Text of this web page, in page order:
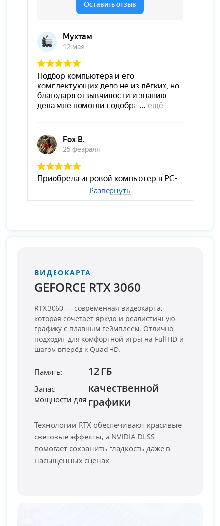
Развернуть
ВИДЕОКАРТА
GEFORCE RTX 3060
RTX 3060 — современная видеокарта,
которая сочетает яркую и реалистичную
графику с плавным геймплеем. Отлично
подходит для комфортной игры на Full HD и
шагом вперёд к Quad HD.
Память: 12 ГБ
Запас
мощности для
качественной
графики
Технологии RTX обеспечивают красивые
световые эффекты, а NVIDIA DLSS
помогает сохранить гладкость даже в
насыщенных сценах